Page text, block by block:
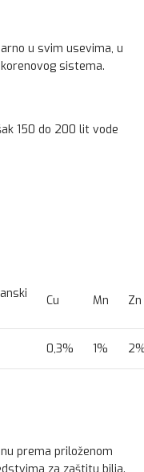
u svim usevima, u
sistema.
150 do 200 lit vode
Cu Mn Zn
0,3% 1%
prema priloženom